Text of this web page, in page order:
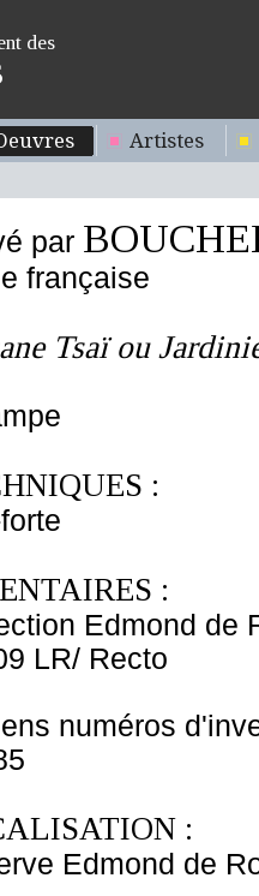
des
Artistes
par
française
Tsaï ou
:
:
Edmond de
LR/ Recto
numéros
:
Edmond de